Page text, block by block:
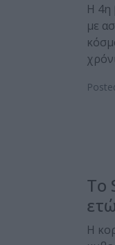
Η 4η
με
Το
Η